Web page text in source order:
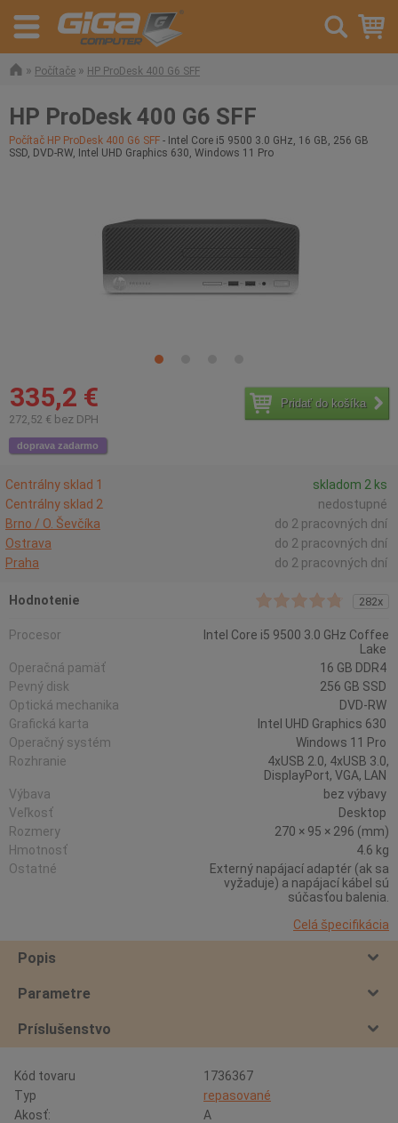
» Počítače » HP ProDesk 400 G6 SFF
HP ProDesk 400 G6 SFF
Počítač HP ProDesk 400 G6 SFF - Intel Core i5 9500 3.0 GHz, 16 GB, 256 GB
SSD, DVD-RW, Intel UHD Graphics 630, Windows 11 Pro
335,2 €
272,52 € bez DPH
Pridať do košíka
doprava zadarmo
Centrálny sklad 1
skladom 2 ks
Centrálny sklad 2
nedostupné
Brno / O. Ševčíka
do 2 pracovných dní
Ostrava
do 2 pracovných dní
Praha
do 2 pracovných dní
Hodnotenie 282x
Procesor
Intel Core i5 9500 3.0 GHz Coffee
Lake
Operačná pamäť
16 GB DDR4
Pevný disk
256 GB SSD
Optická mechanika
DVD-RW
Grafická karta
Intel UHD Graphics 630
Operačný systém
Windows 11 Pro
Rozhranie
4xUSB 2.0, 4xUSB 3.0,
DisplayPort, VGA, LAN
Výbava
bez výbavy
Veľkosť
Desktop
Rozmery
270 × 95 × 296 (mm)
Hmotnosť
4.6 kg
Ostatné
Externý napájací adaptér (ak sa
vyžaduje) a napájací kábel sú
súčasťou balenia.
Celá špecifikácia
Popis
Parametre
Príslušenstvo
Kód tovaru
1736367
Typ
repasované
Akosť:
A